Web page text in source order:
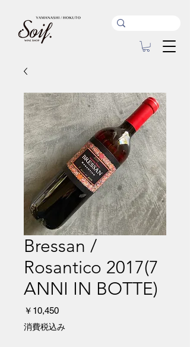
Bressan /
Rosantico 2017(7
ANNI IN BOTTE)
￥10,450価
格
消費税込み